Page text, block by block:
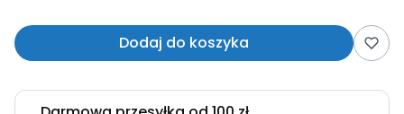
Dodaj do koszyka